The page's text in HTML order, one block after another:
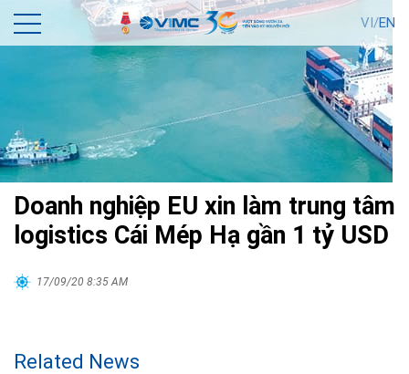
VI/EN
Doanh nghiệp EU xin làm trung tâm
logistics Cái Mép Hạ gần 1 tỷ USD
17/09/20 8:35 AM
Related News